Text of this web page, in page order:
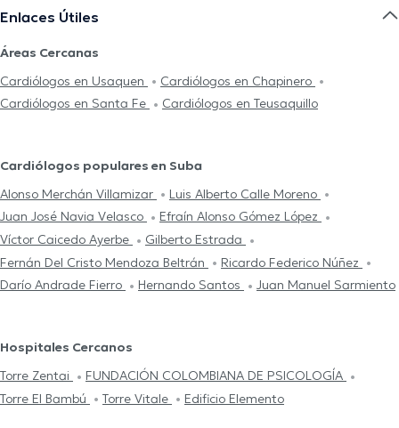
Enlaces Útiles
Áreas Cercanas
Cardiólogos en Usaquen
Cardiólogos en Chapinero
Cardiólogos en Santa Fe
Cardiólogos en Teusaquillo
Cardiólogos populares en Suba
Alonso Merchán Villamizar
Luis Alberto Calle Moreno
Juan José Navia Velasco
Efraín Alonso Gómez López
Víctor Caicedo Ayerbe
Gilberto Estrada
Fernán Del Cristo Mendoza Beltrán
Ricardo Federico Núñez
Darío Andrade Fierro
Hernando Santos Juan Manuel Sarmiento
Hospitales Cercanos
Torre Zentai
FUNDACIÓN COLOMBIANA DE PSICOLOGÍA
Torre El Bambú
Torre Vitale Edificio Elemento